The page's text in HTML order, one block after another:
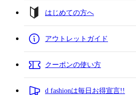
はじめての方へ
アウトレットガイド
クーポンの使い方
d fashionは毎日お得宣言!!